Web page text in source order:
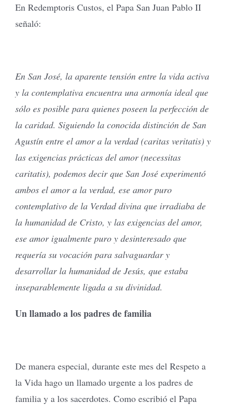
En Redemptoris Custos, el Papa San Juan Pablo II
señaló:
En San José, la aparente tensión entre la vida activa
y la contemplativa encuentra una armonía ideal que
sólo es posible para quienes poseen la perfección de
la caridad. Siguiendo la conocida distinción de San
Agustín entre el amor a la verdad (caritas veritatis) y
las exigencias prácticas del amor (necessitas
caritatis), podemos decir que San José experimentó
ambos el amor a la verdad, ese amor puro
contemplativo de la Verdad divina que irradiaba de
la humanidad de Cristo, y las exigencias del amor,
ese amor igualmente puro y desinteresado que
requería su vocación para salvaguardar y
desarrollar la humanidad de Jesús, que estaba
inseparablemente ligada a su divinidad.
Un llamado a los padres de familia
De manera especial, durante este mes del Respeto a
la Vida hago un llamado urgente a los padres de
familia y a los sacerdotes. Como escribió el Papa